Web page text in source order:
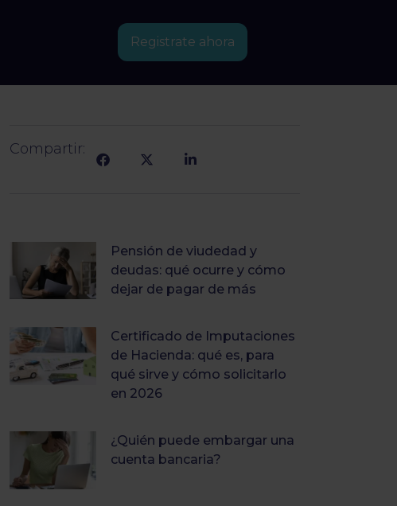
Registrate ahora
Compartir:
Pensión de viudedad y
deudas: qué ocurre y cómo
dejar de pagar de más
Certificado de Imputaciones
de Hacienda: qué es, para
qué sirve y cómo solicitarlo
en 2026
¿Quién puede embargar una
cuenta bancaria?